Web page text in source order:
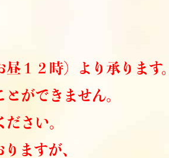
１２時）より承ります。
ができません。
さい。
ますが、